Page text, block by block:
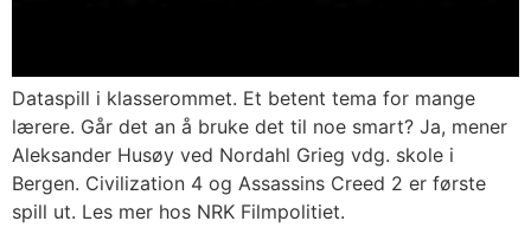
Dataspill i klasserommet. Et betent tema for mange
lærere. Går det an å bruke det til noe smart? Ja, mener
Aleksander Husøy ved Nordahl Grieg vdg. skole i
Bergen. Civilization 4 og Assassins Creed 2 er første
spill ut. Les mer hos NRK Filmpolitiet.